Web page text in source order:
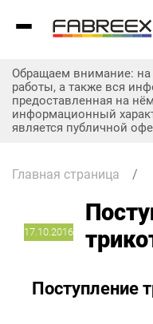
Обращаем внимание: на
работы, а также вся
предоставленная на
информационный
является публичной
Главная страница /
17.10.2016
Поступление